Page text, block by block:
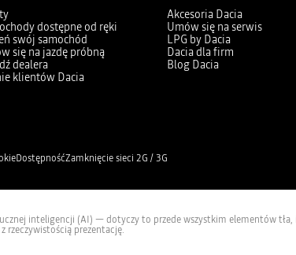
dostępne od ręki
swój samochód
się na jazdę próbną
dealera
klientów Dacia
Akcesoria Dacia
Umów się na serwis
LPG by Dacia
Dacia dla firm
Blog Dacia
DostępnośćZamknięcie sieci 2G / 3G
inteligencji (AI) — dotyczy to przede wszystkim elementów
rzeczywistością prezentację.